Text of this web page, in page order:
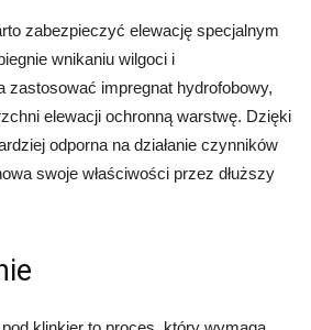
zabezpieczyć elewację specjalnym
wnikaniu wilgoci i
impregnat hydrofobowy,
elewacji ochronną warstwę. Dzięki
odporna na działanie czynników
swoje właściwości przez dłuższy